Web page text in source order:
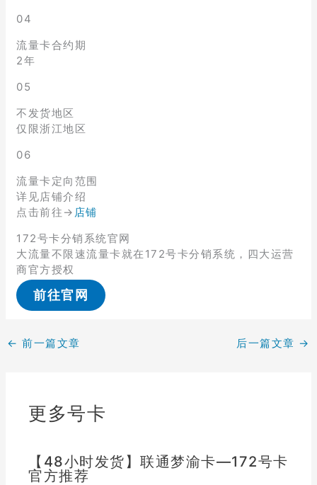
04
流量卡合约期
2年
05
不发货地区
仅限浙江地区
06
流量卡定向范围
详见店铺介绍
点击前往→ 店铺
172号卡分销系统官网
大流量不限速流量卡就在172号卡分销系统，四大运营
商官方授权
前往官网
← 前一篇文章 后一篇文章 →
更多号卡
【48小时发货】联通梦渝卡—172号卡
官方推荐